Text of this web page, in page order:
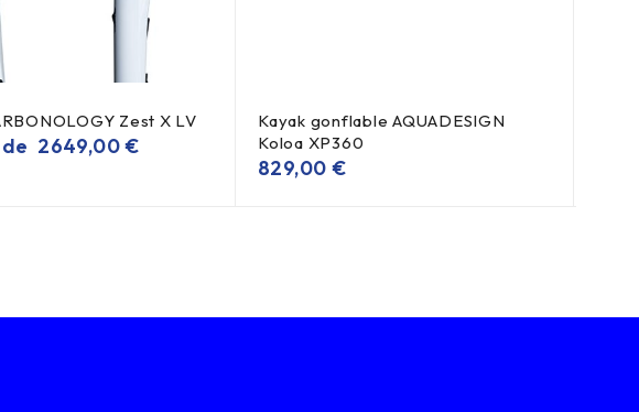
Zest X LV
2649,00€
Kayak gonflable AQUADESIGN
Koloa XP360
829,00 €